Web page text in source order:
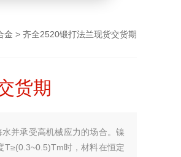
金 > 齐全2520锻打法兰现货交货期
货期
并承受高机械应力的场合。镍
T≥(0.3~0.5)Tm时，材料在恒定